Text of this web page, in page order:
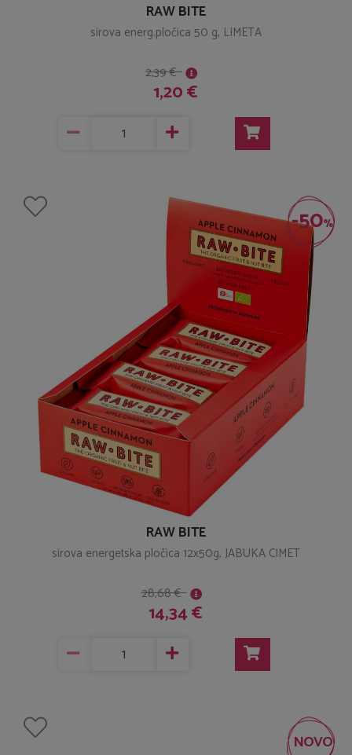
RAW BITE
sirova energ.pločica 50 g, LIMETA
2,39 €
1,20 €
-50%
RAW BITE
sirova energetska pločica 12x50g, JABUKA CIMET
28,68 €
14,34 €
NOVO